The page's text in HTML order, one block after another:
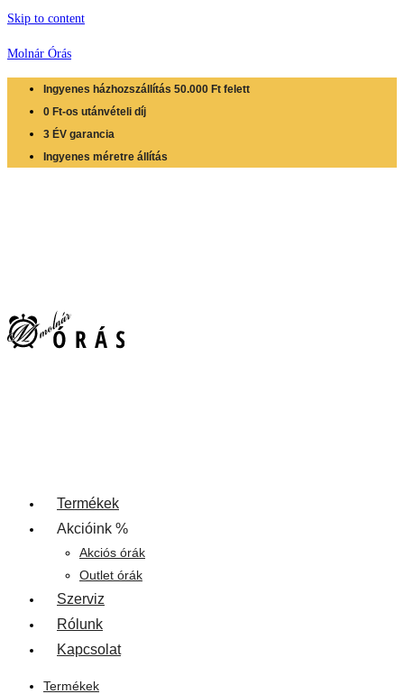
Skip to content
Molnár Órás
Ingyenes házhozszállítás 50.000 Ft felett
0 Ft-os utánvételi díj
3 ÉV garancia
Ingyenes méretre állítás
Termékek
Akcióink %
Akciós órák
Outlet órák
Szerviz
Rólunk
Kapcsolat
Termékek